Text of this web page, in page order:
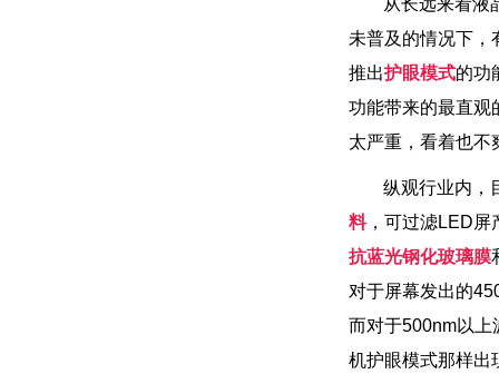
从长远来看液
未普及的情况下
推出护眼模式的功
功能带来的最直观
太严重，看着也
纵观行业内
料，可过滤LED
抗蓝光钢化玻璃膜
对于屏幕发出的
而对于500nm以上
机护眼模式那样出